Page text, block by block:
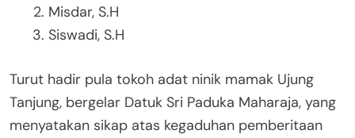
Misdar, S.H
Siswadi, S.H
Turut hadir pula tokoh adat ninik mamak Ujung
Tanjung, bergelar Datuk Sri Paduka Maharaja, yang
menyatakan sikap atas kegaduhan pemberitaan